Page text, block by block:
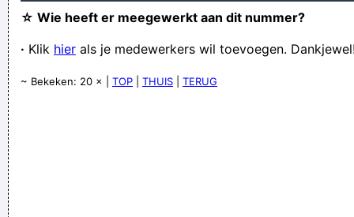
☆ Wie heeft er meegewerkt aan dit nummer?
· Klik hier als je medewerkers wil toevoegen.
~ Bekeken: 20 × | TOP THUIS TERUG